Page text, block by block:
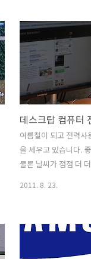
또는 오히려 전력을
로 에너지를 실현했습
모로우에 방문을 했을
태양광으로만 사용하
좀 꾸며놨을것이다
주위를 둘러보고 설
각이 완전히 바뀌었습
경우 인증기관에서 상
제로에너지 하우스로
주 많은 기업들이 서
이 집적된 자연과 인간
우 방문기와 처음 만났..
여름철이 되고 전력사
을 세우고 있습니다.
물론 날씨가 점점 더
가 됩니다. 데스크탑
서 사용하지 않을 수
용량을 조금이라도 더
2011. 8. 23.